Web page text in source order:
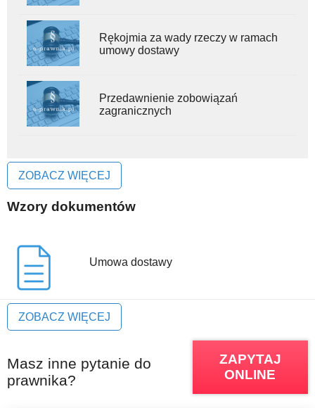
Rękojmia za wady rzeczy w ramach
umowy dostawy
Przedawnienie zobowiązań
zagranicznych
ZOBACZ WIĘCEJ
Wzory dokumentów
Umowa dostawy
ZOBACZ WIĘCEJ
Masz inne pytanie do
prawnika?
ZAPYTAJ
ONLINE